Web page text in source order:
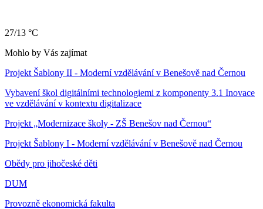
27/13 °C
Mohlo by Vás zajímat
Projekt Šablony II - Moderní vzdělávání v Benešově nad Černou
Vybavení škol digitálními technologiemi z komponenty 3.1 Inovace
ve vzdělávání v kontextu digitalizace
Projekt „Modernizace školy - ZŠ Benešov nad Černou“
Projekt Šablony I - Moderní vzdělávání v Benešově nad Černou
Obědy pro jihočeské děti
DUM
Provozně ekonomická fakulta